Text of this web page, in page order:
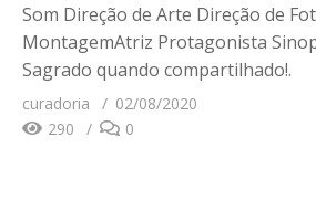
Som Direção de Arte Direção de
MontagemAtriz Protagonista
Sagrado quando compartilhado!.
curadoria
02/08/2020
290
0